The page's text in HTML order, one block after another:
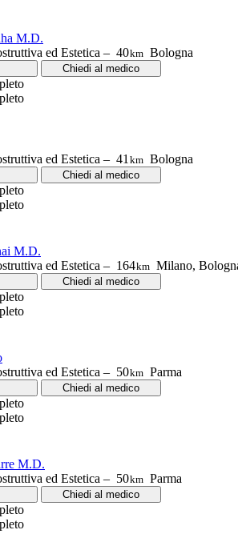
M.D.
ed Estetica – 40km Bologna
Chiedi al medico
ed Estetica – 41km Bologna
Chiedi al medico
M.D.
ed Estetica – 164km Milano,
Chiedi al medico
ed Estetica – 50km Parma
Chiedi al medico
M.D.
ed Estetica – 50km Parma
Chiedi al medico